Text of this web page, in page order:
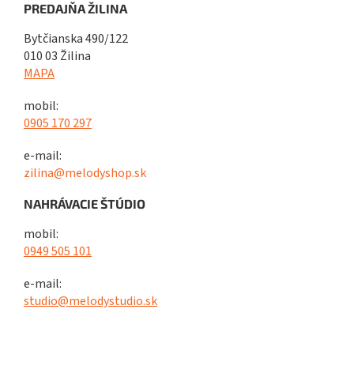
PREDAJŇA ŽILINA
Bytčianska 490/122
010 03 Žilina
MAPA
mobil:
0905 170 297
e-mail:
zilina@melodyshop.sk
NAHRÁVACIE ŠTÚDIO
mobil:
0949 505 101
e-mail:
studio@melodystudio.sk